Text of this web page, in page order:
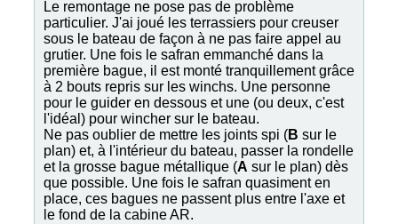
Le remontage ne pose pas de problème
particulier. J'ai joué les terrassiers pour creuser
sous le bateau de façon à ne pas faire appel au
grutier. Une fois le safran emmanché dans la
première bague, il est monté tranquillement grâce
à 2 bouts repris sur les winchs. Une personne
pour le guider en dessous et une (ou deux, c'est
l'idéal) pour wincher sur le bateau.
Ne pas oublier de mettre les joints spi (B sur le
plan) et, à l'intérieur du bateau, passer la rondelle
et la grosse bague métallique (A sur le plan) dès
que possible. Une fois le safran quasiment en
place, ces bagues ne passent plus entre l'axe et
le fond de la cabine AR.